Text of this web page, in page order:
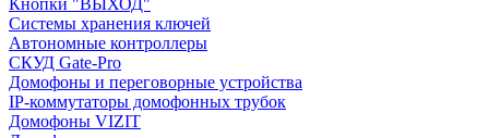
Кнопки "ВЫХОД"
Системы хранения ключей
Автономные контроллеры
СКУД Gate-Pro
Домофоны и переговорные устройства
IP-коммутаторы домофонных трубок
Домофоны VIZIT